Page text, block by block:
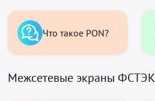
Что такое PON?
Межсетевые экраны ФСТЭК